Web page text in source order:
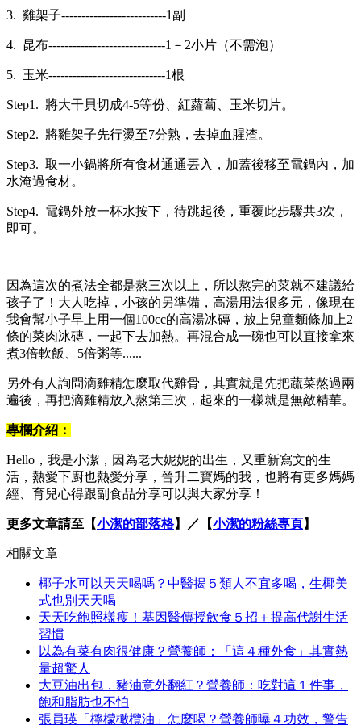
3. 雞架子--------------------------1副
4. 昆布-----------------------------1－2小片（不需泡）
5. 玉米-----------------------------1根
Step1. 將大干貝切成4-5等份、紅蘿蔔、玉米切片。
Step2. 將雞架子先行燙至7分熟，去掉血腥渣。
Step3. 取一小鍋將所有食材通通丟入，加蓋後移至電鍋內，加
水淹過食材。
Step4. 電鍋外放一杯水按下，待跳起後，重覆此步驟共3次，
即可。
因為這次的煮法全都是熬三次以上，所以熬完的菜就不建議給
孩子了！大人吃掉，小孩的另準備，高湯用法很多元，像現在
我會幫小子早上用一個100cc的高湯冰磚，放上兒童麵條加上2
條的菜肉冰磚，一起下去加熱。再混合成一碗也可以直接拿來
煮3倍軟飯、5倍粥等......
另外有人詢問滴雞精怎麼取代雞骨，其實就是先把蔬菜熬過兩
遍後，再把滴雞精放入熬第三次，起來的一樣就是無敵精華。
專欄介紹：
Hello，我是小潔，因為老大妮妮的出生，又重新寫文的生
活，熱愛下廚也熱愛分享，晉升二寶媽的我，也將有更多媽媽
經、育兒心得跟副食品分享可以與大家分享！
更多文章請至【小潔的部落格】／【小潔的粉絲專頁】
相關文章
椰子水可以天天喝嗎？中醫揭５類人不宜多喝，生椰美
式也別天天喝
天天吃飽照樣瘦！基因醫傳授飲食５招＋提高代謝生活
習慣
以為有菜有肉很健康？營養師：「這４種外食」其實熱
量超驚人
大豆油出包，豬油意外翻紅？營養師：吃對這１件事，
飽和脂肪也不怕
張員瑛「檸檬橄欖油」怎麼喝？營養師曝４功效，警告